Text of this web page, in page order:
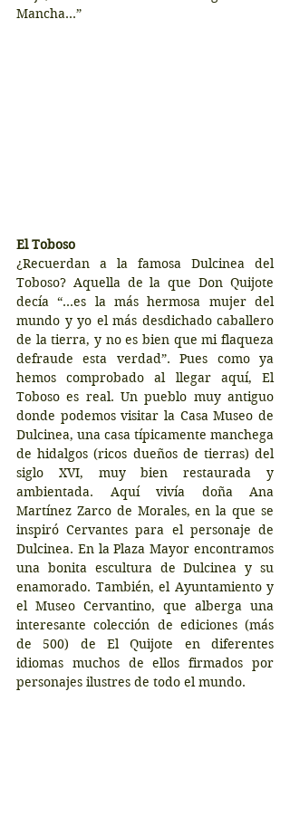
Mancha…”
El Toboso
¿Recuerdan a la famosa Dulcinea del
Toboso? Aquella de la que Don Quijote
decía “…es la más hermosa mujer del
mundo y yo el más desdichado caballero
de la tierra, y no es bien que mi flaqueza
defraude esta verdad”. Pues como ya
hemos comprobado al llegar aquí, El
Toboso es real. Un pueblo muy antiguo
donde podemos visitar la Casa Museo de
Dulcinea, una casa típicamente manchega
de hidalgos (ricos dueños de tierras) del
siglo XVI, muy bien restaurada y
ambientada. Aquí vivía doña Ana
Martínez Zarco de Morales, en la que se
inspiró Cervantes para el personaje de
Dulcinea. En la Plaza Mayor encontramos
una bonita escultura de Dulcinea y su
enamorado. También, el Ayuntamiento y
el Museo Cervantino, que alberga una
interesante colección de ediciones (más
de 500) de El Quijote en diferentes
idiomas muchos de ellos firmados por
personajes ilustres de todo el mundo.